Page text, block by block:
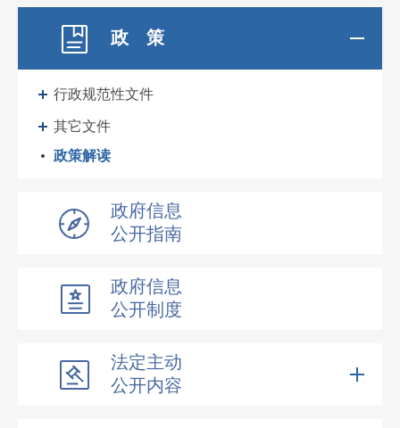
政 策
行政规范性文件
其它文件
政策解读
政府信息
公开指南
政府信息
公开制度
法定主动
公开内容